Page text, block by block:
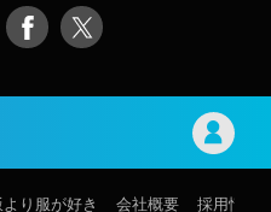
り服が好き 会社概要 採用情報